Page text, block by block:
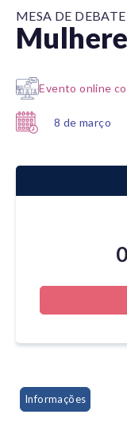
MESA DE
Evento online
8 de março
Informações